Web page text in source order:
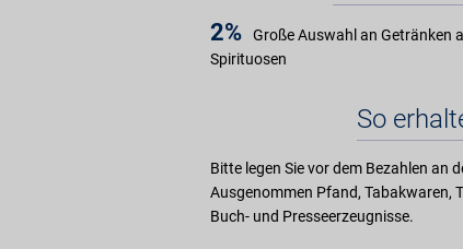
2%
Große Auswahl an Getränken
Spirituosen
So
Bitte legen Sie vor dem Bezahlen an
Ausgenommen Pfand, Tabakwaren,
Buch- und Presseerzeugnisse.